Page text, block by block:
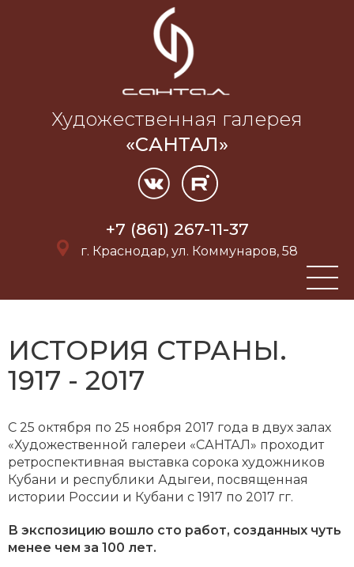
Художественная галерея
«САНТАЛ»
+7 (861) 267-11-37
г. Краснодар, ул. Коммунаров, 58
ИСТОРИЯ СТРАНЫ.
1917 - 2017
С 25 октября по 25 ноября 2017 года в двух залах
«Художественной галереи «САНТАЛ» проходит
ретроспективная выставка сорока художников
Кубани и республики Адыгеи, посвященная
истории России и Кубани с 1917 по 2017 гг.
В экспозицию вошло сто работ, созданных чуть
менее чем за 100 лет.